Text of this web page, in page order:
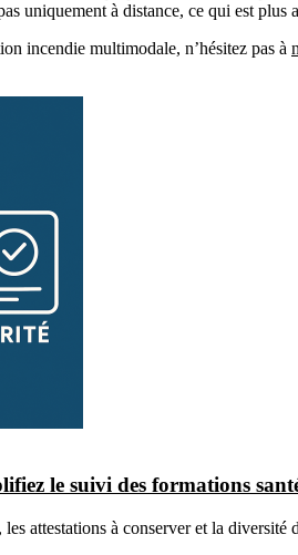
uniquement à distance, ce qui est
incendie multimodale, n’hésitez pas à
le suivi des formations
attestations à conserver et la